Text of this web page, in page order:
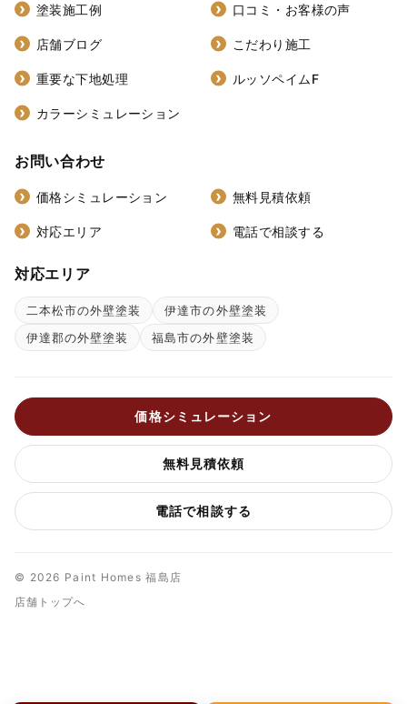
塗装施工例 口コミ・お客様の声
店舗ブログ こだわり施工
重要な下地処理 ルッソペイムF
カラーシミュレーション
お問い合わせ
価格シミュレーション 無料見積依頼
対応エリア 電話で相談する
対応エリア
二本松市の外壁塗装
伊達市の外壁塗装
伊達郡の外壁塗装
福島市の外壁塗装
価格シミュレーション
無料見積依頼
電話で相談する
© 2026 Paint Homes 福島店
店舗トップへ